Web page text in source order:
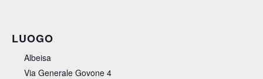
LUOGO
Albeisa
Via Generale Govone 4